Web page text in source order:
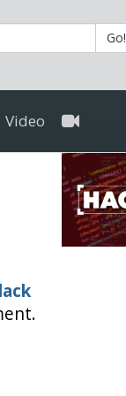
Go!
Video